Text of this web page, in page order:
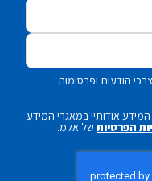
הודעות ופרסומות
אודותיי במאגרי המידע
הפרטיותשל אלמ.